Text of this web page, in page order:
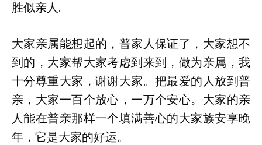
胜似亲人.
大家亲属能想起的，普家人保证了，大家想不
到的，大家帮大家考虑到来到，做为亲属，我
十分尊重大家，谢谢大家。把最爱的人放到普
亲，大家一百个放心，一万个安心。大家的亲
人能在普亲那样一个填满善心的大家族安享晚
年，它是大家的好运。